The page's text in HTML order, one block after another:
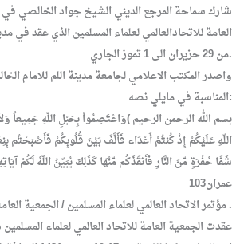
شارك سماحة المرجع الديني الشيخ جواد الخالصي في
العامة للاتحادالعالمي لعلماء المسلمين الذي عقد في
من 29 حزيران الى 1 تموز الجاري.
واصدر المكتب الاعلامي لجامعة مدينة اللم للامام
المناسبة في مايلي نصه:
بسم الله الرحمن الرحيم )وَاعْتَصِمُواْ بِحَبْلِ اللّهِ جَمِيعاً
اللّهِ عَلَيْكُمْ إِذْ كُنتُمْ أَعْدَاء فَأَلَّفَ بَيْنَ قُلُوبِكُمْ فَأَصْبَحْتُم
شَفَا حُفْرَةٍ مِّنَ النَّارِ فَأَنقَذَكُم مِّنْهَا كَذَلِكَ يُبَيِّنُ اللّهُ لَكُمْ
عمران103
مؤتمر الاتحاد العالمي لعلماء المسلمين / الجمعية العامة .
عقدت الجمعية العامة للاتحاد العالمي لعلماء